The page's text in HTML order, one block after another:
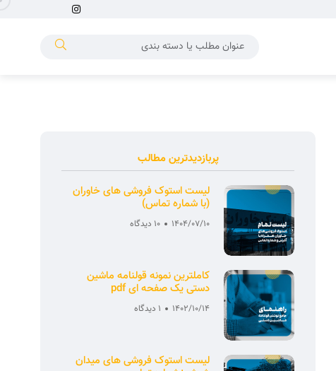
پربازدیدترین مطالب
لیست استوک فروشی های خاوران
(با شماره تماس)
1404/07/10 10 دیدگاه
کاملترین نمونه قولنامه ماشین
دستی یک صفحه ای pdf
1402/10/14 1 دیدگاه
لیست استوک فروشی های میدان